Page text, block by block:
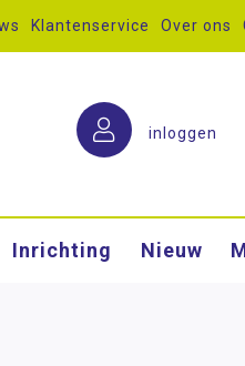
Klantenservice Over ons
inloggen
Inrichting Nieuw